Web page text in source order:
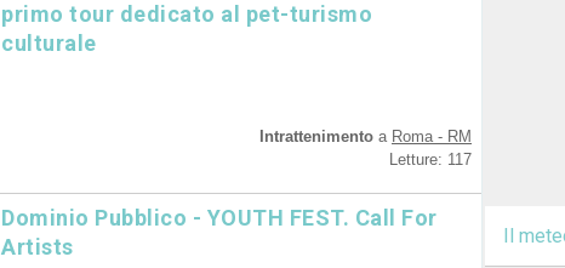
primo tour dedicato al pet-turismo
culturale
Intrattenimento a Roma - RM
Letture: 117
Dominio Pubblico - YOUTH FEST. Call For
Artists
Il